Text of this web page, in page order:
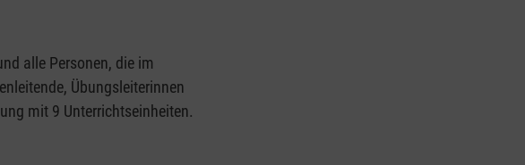
alle Personen, die im
Übungsleiterinnen
mit 9 Unterrichtseinheiten.